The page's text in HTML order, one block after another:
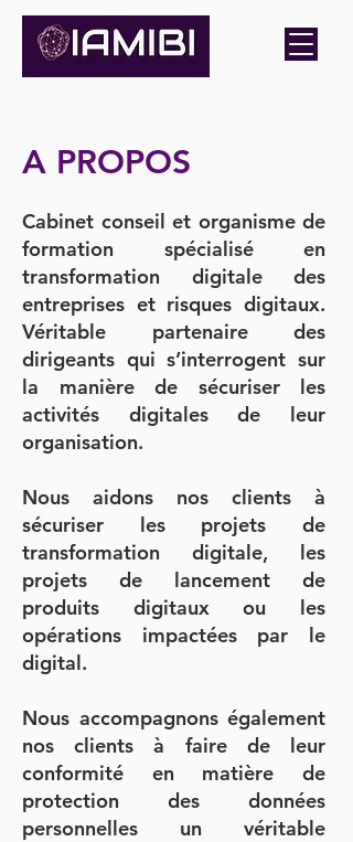
A PROPOS
Cabinet conseil et organisme de
formation spécialisé en
transformation digitale des
entreprises et risques digitaux.
Véritable partenaire des
dirigeants qui s’interrogent sur
la manière de sécuriser les
activités digitales de leur
organisation.
Nous aidons nos clients à
sécuriser les projets de
transformation digitale, les
projets de lancement de
produits digitaux ou les
opérations impactées par le
digital.
Nous accompagnons également
nos clients à faire de leur
conformité en matière de
protection des données
personnelles un véritable